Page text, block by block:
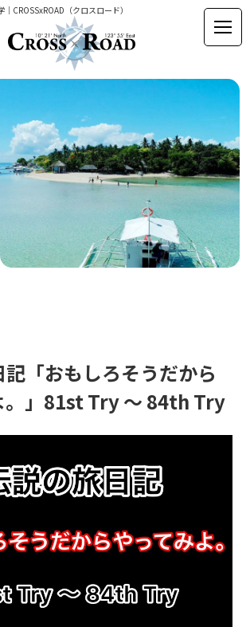
CROSSxROAD（クロスロード）
「おもしろそうだから
。」81st Try 〜 84th Try